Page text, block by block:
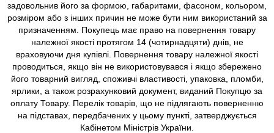
задовольнив його за формою, габаритами, фасоном, кольором,
розміром або з інших причин не може бути ним використаний за
призначенням. Покупець має право на повернення товару
належної якості протягом 14 (чотирнадцяти) днів, не
враховуючи дня купівлі. Повернення товару належної якості
проводиться, якщо він не використовувався і якщо збережено
його товарний вигляд, споживчі властивості, упаковка, пломби,
ярлики, а також розрахунковий документ, виданий Покупцю за
оплату Товару. Перелік товарів, що не підлягають поверненню
на підставах, передбачених у цьому пункті, затверджується
Кабінетом Міністрів України.